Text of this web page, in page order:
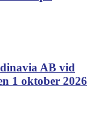
AB vid
1 oktober 2026